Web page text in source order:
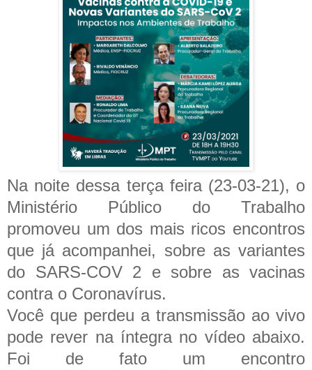
Na noite dessa terça feira (23-03-21), o
Ministério Público do Trabalho
promoveu um dos mais ricos encontros
que já acompanhei, sobre as variantes
do SARS-COV 2 e sobre as vacinas
contra o Coronavírus.
Você que perdeu a transmissão ao vivo
pode rever na íntegra no vídeo abaixo.
Foi de fato um encontro